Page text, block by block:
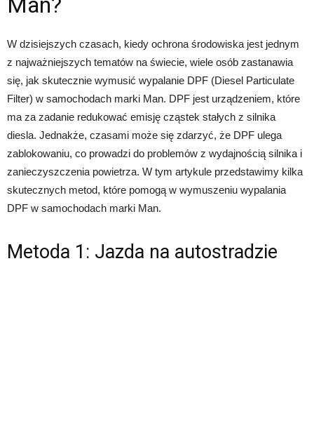
W dzisiejszych czasach, kiedy ochrona środowiska jest jednym
z najważniejszych tematów na świecie, wiele osób zastanawia
się, jak skutecznie wymusić wypalanie DPF (Diesel Particulate
Filter) w samochodach marki Man. DPF jest urządzeniem, które
ma za zadanie redukować emisję cząstek stałych z silnika
diesla. Jednakże, czasami może się zdarzyć, że DPF ulega
zablokowaniu, co prowadzi do problemów z wydajnością silnika i
zanieczyszczenia powietrza. W tym artykule przedstawimy kilka
skutecznych metod, które pomogą w wymuszeniu wypalania
DPF w samochodach marki Man.
Metoda 1: Jazda na autostradzie